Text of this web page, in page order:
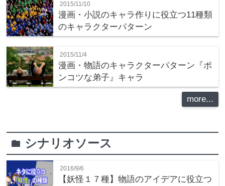
2015/11/10
漫画・小説のキャラ作りに役立つ11種類
のキャラクターパターン
2015/11/4
漫画・物語のキャラクターパターン『ポ
ンコツな弟子』キャラ
more...
folder シナリオソース
2016/9/6
【妖怪１７種】物語のアイデアに役立つ